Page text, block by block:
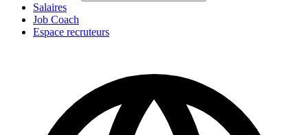
Salaires
Job Coach
Espace recruteurs